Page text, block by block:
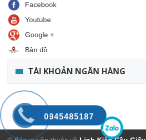
Facebook
Youtube
Google +
Bản đồ
TÀI KHOẢN NGÂN HÀNG
0945485187